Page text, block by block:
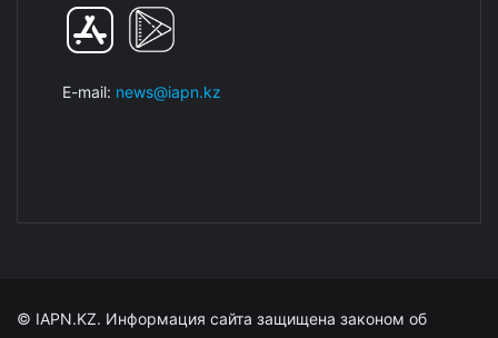
E-mail: news@iapn.kz
© IAPN.KZ. Информация сайта защищена законом об